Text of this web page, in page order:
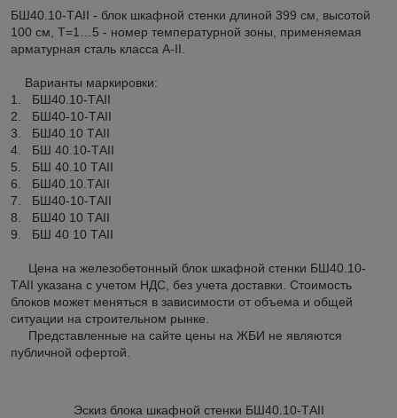
БШ40.10-ТAII - блок шкафной стенки длиной 399 см, высотой
100 см, Т=1…5 - номер температурной зоны, применяемая
арматурная сталь класса А-II.
Варианты маркировки:
1. БШ40.10-ТAII
2. БШ40-10-ТAII
3. БШ40.10 ТAII
4. БШ 40.10-ТAII
5. БШ 40.10 ТAII
6. БШ40.10.ТAII
7. БШ40-10-ТAII
8. БШ40 10 ТAII
9. БШ 40 10 ТAII
Цена на железобетонный блок шкафной стенки БШ40.10-
ТAII указана с учетом НДС, без учета доставки. Стоимость
блоков может меняться в зависимости от объема и общей
ситуации на строительном рынке.
Представленные на сайте цены на ЖБИ не являются
публичной офертой.
Эскиз блока шкафной стенки БШ40.10-ТAII